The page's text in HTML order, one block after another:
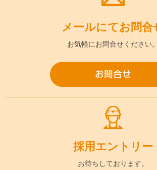
メールにてお問合
お気軽にお問合せください。
採用エントリー
お待ちしております。